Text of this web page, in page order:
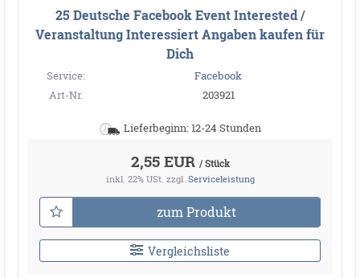
25 Deutsche Facebook Event Interested /
Veranstaltung Interessiert Angaben kaufen für
Dich
Service:
Facebook
Art-Nr.
203921
Lieferbeginn: 12-24 Stunden
2,55 EUR / Stück
inkl. 22% USt. zzgl. Serviceleistung
zum Produkt
Vergleichsliste